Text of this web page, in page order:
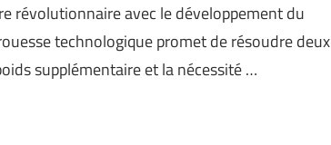
révolutionnaire avec le développement du
technologique promet de résoudre deux
supplémentaire et la nécessité …